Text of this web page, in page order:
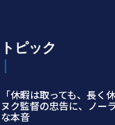
トピック
「休暇は取っても、長く
ヌク監督の忠告に、ノー
な本音